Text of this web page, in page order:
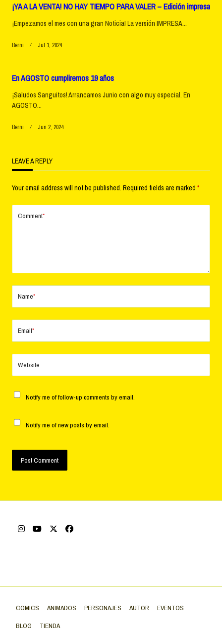
¡YA A LA VENTA! NO HAY TIEMPO PARA VALER – Edición impresa
¡Empezamos el mes con una gran Noticia! La versión IMPRESA...
Berni Jul 1, 2024
En AGOSTO cumpliremos 19 años
¡Saludos Sanguitos! Arrancamos Junio con algo muy especial. En
AGOSTO...
Berni Jun 2, 2024
LEAVE A REPLY
Your email address will not be published. Required fields are marked *
Comment*
Name*
Email*
Website
Notify me of follow-up comments by email.
Notify me of new posts by email.
COMICS ANIMADOS PERSONAJES AUTOR
EVENTOS
BLOG
TIENDA